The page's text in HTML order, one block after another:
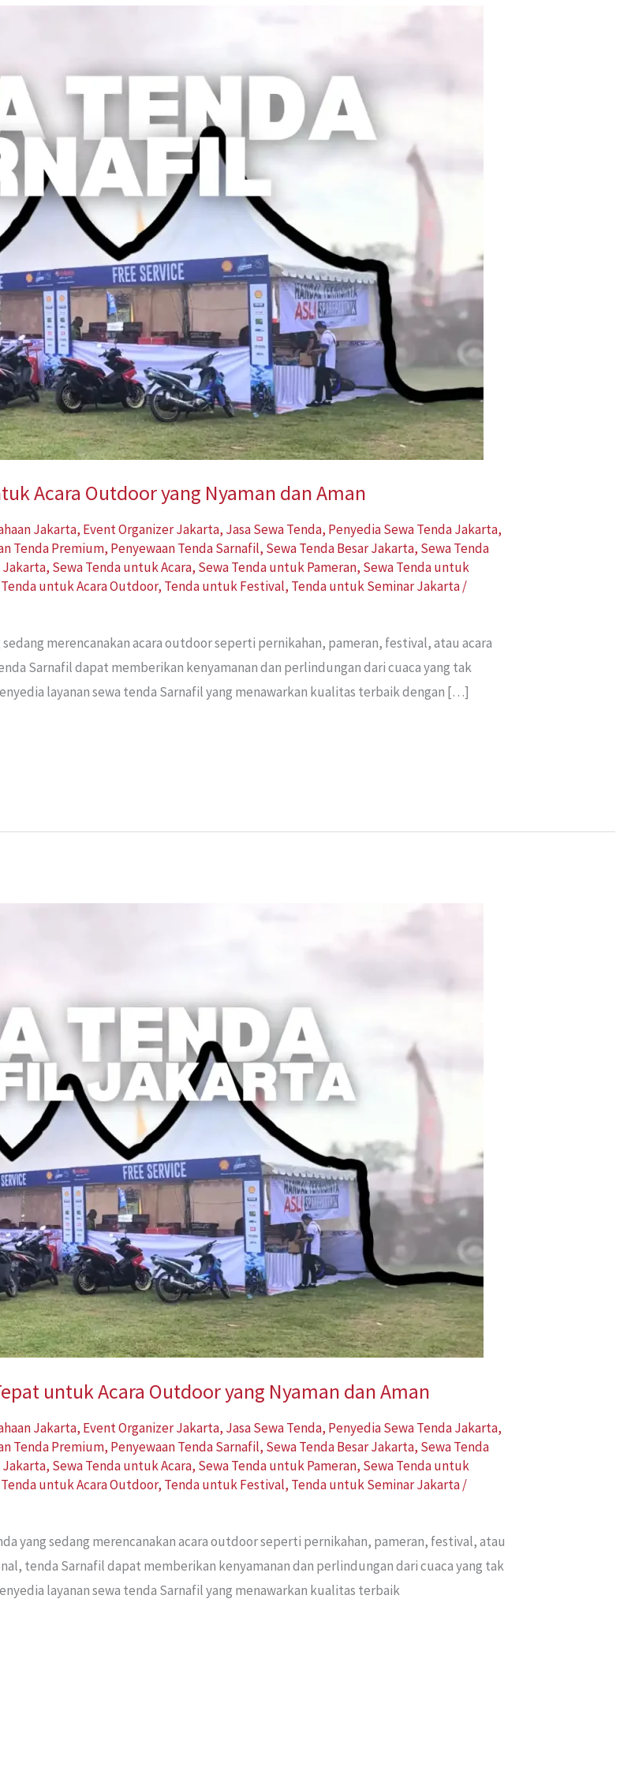
Acara Outdoor yang Nyaman dan Aman
Jakarta, Event Organizer Jakarta, Jasa Sewa Tenda, Penyedia Sewa Tenda Jakarta,
Tenda Premium, Penyewaan Tenda Sarnafil, Sewa Tenda Besar Jakarta, Sewa Tenda
Jakarta, Sewa Tenda untuk Acara, Sewa Tenda untuk Pameran, Sewa Tenda untuk
Tenda untuk Acara Outdoor, Tenda untuk Festival, Tenda untuk Seminar Jakarta/
merencanakan acara outdoor seperti pernikahan, pameran, festival, atau acara
Sarnafil dapat memberikan kenyamanan dan perlindungan dari cuaca yang tak
layanan sewa tenda Sarnafil yang menawarkan kualitas terbaik dengan […]
untuk Acara Outdoor yang Nyaman dan Aman
Jakarta, Event Organizer Jakarta, Jasa Sewa Tenda, Penyedia Sewa Tenda Jakarta,
Tenda Premium, Penyewaan Tenda Sarnafil, Sewa Tenda Besar Jakarta, Sewa Tenda
Jakarta, Sewa Tenda untuk Acara, Sewa Tenda untuk Pameran, Sewa Tenda untuk
Tenda untuk Acara Outdoor, Tenda untuk Festival, Tenda untuk Seminar Jakarta/
yang sedang merencanakan acara outdoor seperti pernikahan, pameran, festival, atau
tenda Sarnafil dapat memberikan kenyamanan dan perlindungan dari cuaca yang tak
layanan sewa tenda Sarnafil yang menawarkan kualitas terbaik